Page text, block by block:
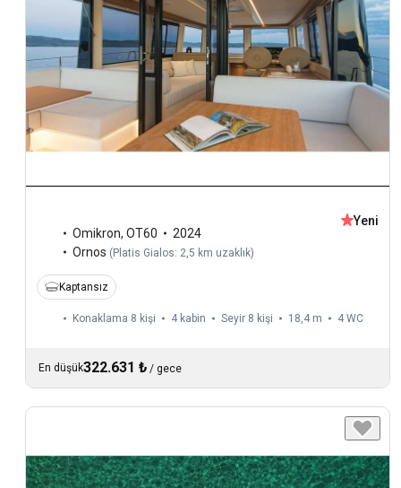
Omikron, OT60
2024
Ornos (Platis Gialos: 2,5 km uzaklık)
Yeni
Kaptansız
Konaklama 8 kişi 4 kabin Seyir 8 kişi 18,4 m 4 WC
En düşük322.631 ₺ / gece